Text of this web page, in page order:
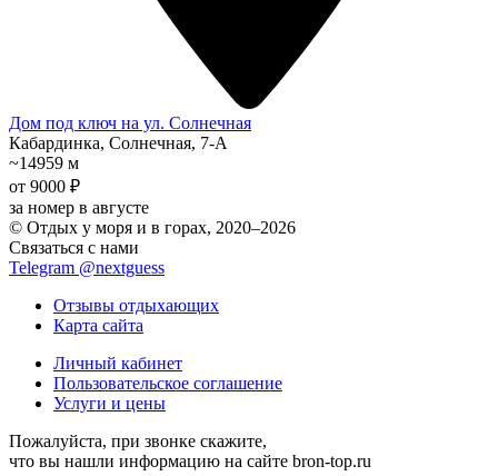
Дом под ключ на ул. Солнечная
Кабардинка, Солнечная, 7-А
~14959 м
от 9000 ₽
за номер в августе
© Отдых у моря и в горах, 2020–2026
Связаться с нами
Telegram @nextguess
Отзывы отдыхающих
Карта сайта
Личный кабинет
Пользовательское соглашение
Услуги и цены
Пожалуйста, при звонке скажите,
что вы нашли информацию на сайте bron-top.ru